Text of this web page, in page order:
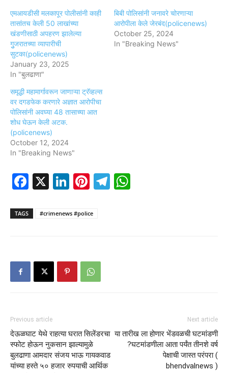
एमआयडीसी मलकापूर पोलीसांनी काही
तासांतच केली 50 लाखांच्या
खंडणीसाठी अपहरण झालेल्या
गुुजरातच्या व्यापारीची
सुटका(policenews)
January 23, 2025
In "बुलढाणा"
बिबी पोलिसांनी जनावरे चोरणाऱ्या
आरोपीला केले जेरबंद(policenews)
October 25, 2024
In "Breaking News"
समृद्धी महामार्गावरून जाणाऱ्या ट्रॅव्हल्स
वर दगडफेक करणारे अज्ञात आरोपीचा
पोलिसांनी अवघ्या 48 तासाच्या आत
शोध घेऊन केली अटक.
(policenews)
October 12, 2024
In "Breaking News"
Facebook
X LinkedIn
Pinterest
Telegram
TAGS #crimenews #police
Previous article
देऊळघाट येथे राहत्या घरात सिलेंडरचा
स्फोट होऊन नुकसान झाल्यामुळे
बुलढाणा आमदार संजय भाऊ गायकवाड
यांच्या हस्ते ५० हजार रुपयाची आर्थिक
Next article
या तारीख ला होणार भेंडवळची घटमांडणी
?घटमांडणीला आता पर्यंत तीनशे वर्ष
पेक्षाची जास्त परंपरा (
bhendvalnews )